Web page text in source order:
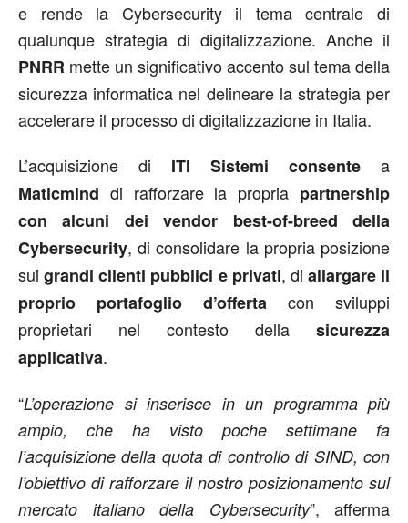
e rende la Cybersecurity il tema centrale di
qualunque strategia di digitalizzazione. Anche il
PNRR mette un significativo accento sul tema della
sicurezza informatica nel delineare la strategia per
accelerare il processo di digitalizzazione in Italia.
L’acquisizione di ITI Sistemi consente a
Maticmind di rafforzare la propria partnership
con alcuni dei vendor best-of-breed della
Cybersecurity, di consolidare la propria posizione
suigrandi clienti pubblici e privati, di allargare il
proprio portafoglio d’offerta con sviluppi
proprietari nel contesto della sicurezza
applicativa.
“L’operazione si inserisce in un programma più
ampio, che ha visto poche settimane fa
l’acquisizione della quota di controllo di SIND, con
l’obiettivo di rafforzare il nostro posizionamento sul
mercato italiano della Cybersecurity”, afferma